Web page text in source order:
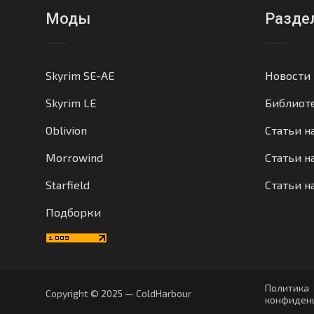
Моды
Skyrim SE-AE
Skyrim LE
Oblivion
Morrowind
Starfield
Подборки
Новости
Статьи
Статьи
Статьи
Copyright © 2025 — ColdHarbour
Политика